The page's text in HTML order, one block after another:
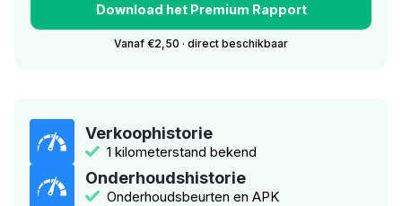
Download het Premium Rapport
Vanaf €2,50 · direct beschikbaar
Verkoophistorie
1 kilometerstand bekend
Onderhoudshistorie
Onderhoudsbeurten en APK